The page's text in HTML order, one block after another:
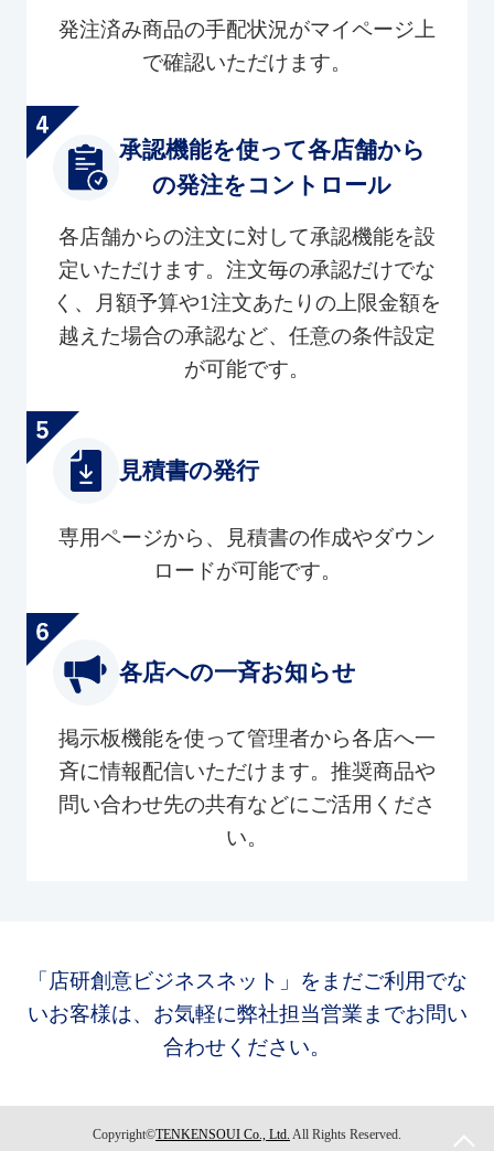
発注済み商品の手配状況がマイページ上
で確認いただけます。
承認機能を使って各店舗から
の発注をコントロール
各店舗からの注文に対して承認機能を設
定いただけます。注文毎の承認だけでな
く、月額予算や1注文あたりの上限金額を
越えた場合の承認など、任意の条件設定
が可能です。
見積書の発行
専用ページから、見積書の作成やダウン
ロードが可能です。
各店への一斉お知らせ
掲示板機能を使って管理者から各店へ一
斉に情報配信いただけます。推奨商品や
問い合わせ先の共有などにご活用くださ
い。
「店研創意ビジネスネット」をまだご利用でな
いお客様は、お気軽に弊社担当営業までお問い
合わせください。
Copyright©TENKENSOUI Co., Ltd. All Rights Reserved.